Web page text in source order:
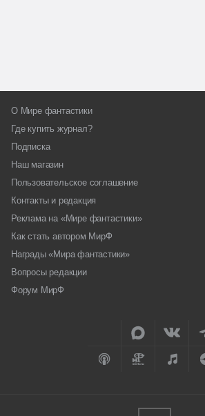
О Мире фантастики
Где купить журнал?
Подписка
Наш магазин
Пользовательское соглашение
Контакты и редакция
Реклама на «Мире фантастики»
Как стать автором МирФ
Награды «Мира фантастики»
Вопросы редакции
Форум МирФ